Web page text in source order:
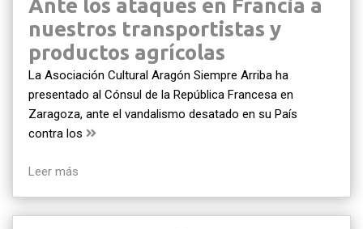
Ante los ataques en Francia a
nuestros transportistas y
productos agrícolas
La Asociación Cultural Aragón Siempre Arriba ha
presentado al Cónsul de la República Francesa en
Zaragoza, ante el vandalismo desatado en su País
contra los
Leer más